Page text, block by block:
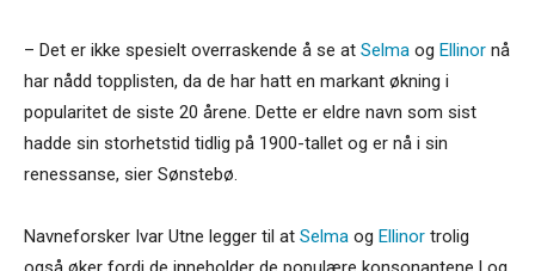
– Det er ikke spesielt overraskende å se at Selma og Ellinor nå
har nådd topplisten, da de har hatt en markant økning i
popularitet de siste 20 årene. Dette er eldre navn som sist
hadde sin storhetstid tidlig på 1900-tallet og er nå i sin
renessanse, sier Sønstebø.
Navneforsker Ivar Utne legger til at Selma og Ellinor trolig